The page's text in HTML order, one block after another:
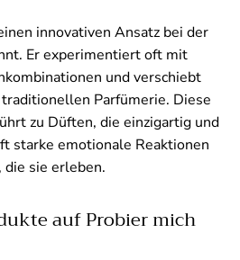
innovativen Ansatz bei der
Er experimentiert oft mit
und verschiebt
Parfümerie. Diese
zu Düften, die einzigartig und
starke emotionale Reaktionen
die sie erleben.
auf Probier mich